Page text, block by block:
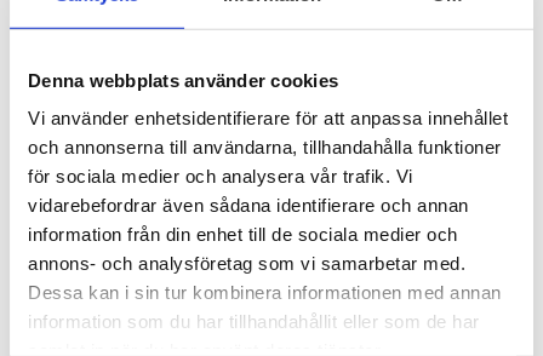
Denna webbplats använder cookies
Vi använder enhetsidentifierare för att anpassa innehållet
och annonserna till användarna, tillhandahålla funktioner
för sociala medier och analysera vår trafik. Vi
vidarebefordrar även sådana identifierare och annan
information från din enhet till de sociala medier och
annons- och analysföretag som vi samarbetar med.
Dessa kan i sin tur kombinera informationen med annan
information som du har tillhandahållit eller som de har
Om tillverkaren
Relaterade produkter